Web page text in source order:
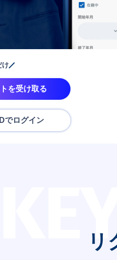
け
を受け取る
でログイン
リ